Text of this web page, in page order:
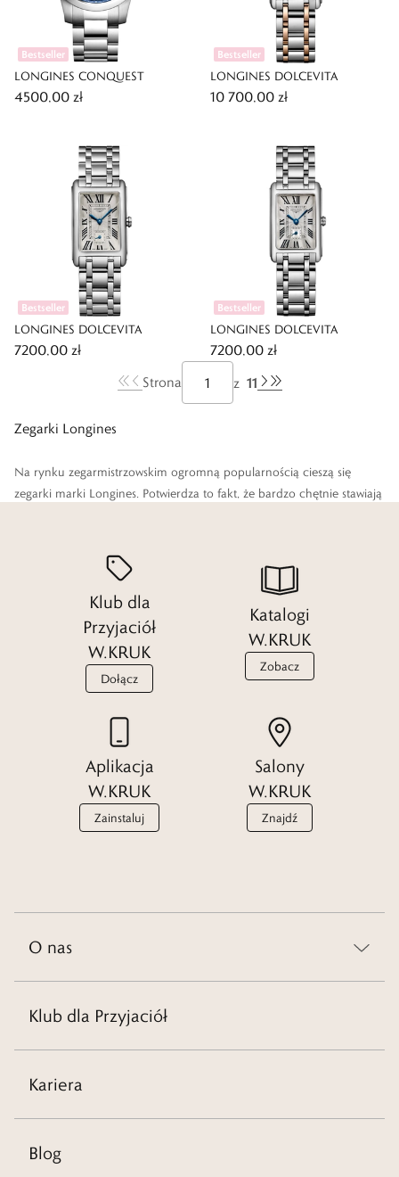
Bestseller
LONGINES CONQUEST
4500,00 zł
Bestseller
LONGINES DOLCEVITA
10 700,00 zł
Bestseller
LONGINES DOLCEVITA
7200,00 zł
Bestseller
LONGINES DOLCEVITA
7200,00 zł
Strona
z 11
Zegarki Longines
Na rynku zegarmistrzowskim ogromną popularnością cieszą się
zegarki marki Longines. Potwierdza to fakt, że bardzo chętnie stawiają
Klub dla
Przyjaciół
W.KRUK
Dołącz
Katalogi
W.KRUK
Zobacz
Aplikacja
W.KRUK
Zainstaluj
Salony
W.KRUK
Znajdź
O nas
Klub dla Przyjaciół
Kariera
Blog